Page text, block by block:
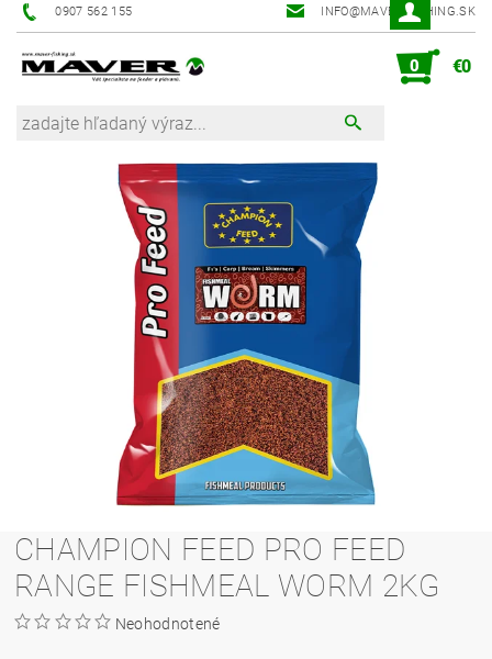
0907 562 155 INFO@MAVER-FISHING.SK
0 €0
CHAMPION FEED PRO FEED
RANGE FISHMEAL WORM 2KG
Neohodnotené